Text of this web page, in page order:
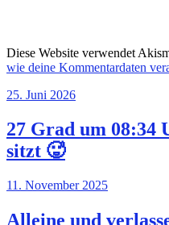
Diese Website verwendet
wie deine Kommentardaten
25. Juni 2026
27 Grad um 08:34
sitzt 🥵
11. November 2025
Alleine und